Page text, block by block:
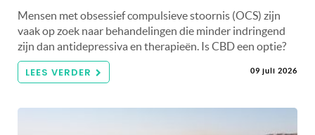
Mensen met obsessief compulsieve stoornis (OCS) zijn
vaak op zoek naar behandelingen die minder indringend
zijn dan antidepressiva en therapieën. Is CBD een optie?
LEES VERDER 09 juli 2026